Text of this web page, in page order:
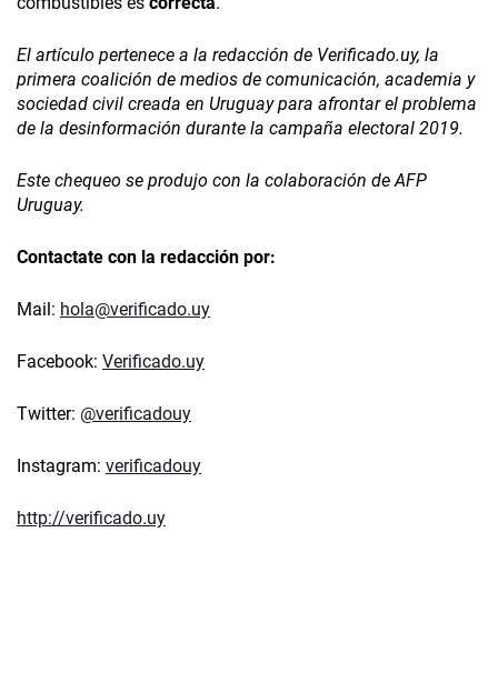
El artículo pertenece a la redacción de Verificado.uy, la
primera coalición de medios de comunicación, academia y
sociedad civil creada en Uruguay para afrontar el problema
de la desinformación durante la campaña electoral 2019.
Este chequeo se produjo con la colaboración de AFP
Uruguay.
Contactate con la redacción por:
Mail: hola@verificado.uy
Facebook: Verificado.uy
Twitter: @verificadouy
Instagram: verificadouy
http://verificado.uy